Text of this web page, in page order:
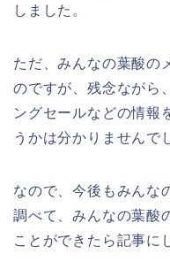
しました。
ただ、みんなの葉酸の
のですが、残念ながら
ングセールなどの情報
うかは分かりませんで
なので、今後もみんな
調べて、みんなの葉酸
ことができたら記事に